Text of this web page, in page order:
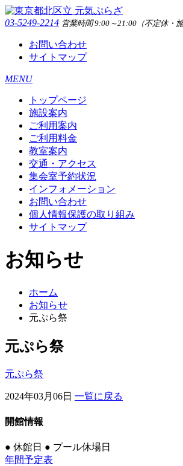
03-5249-2214 営業時間 9:00～21:00（不定休・
お問い合わせ
サイトマップ
MENU
トップページ
施設案内
ご利用案内
ご利用料金
教室案内
交通・アクセス
集会室予約状況
インフォメーション
お問い合わせ
個人情報保護の取り組み
サイトマップ
お知らせ
ホーム
お知らせ
元ぷら祭
元ぷら祭
元ぷら祭
2024年03月06日 一覧に戻る
開館情報
● 休館日 ● プール休場日
年間予定表